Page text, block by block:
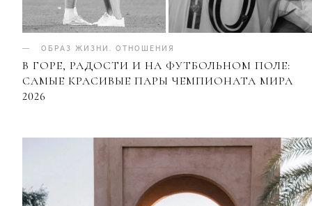
ОБРАЗ ЖИЗНИ . ОТНОШЕНИЯ
В ГОРЕ, РАДОСТИ И НА ФУТБОЛЬНОМ ПОЛЕ:
САМЫЕ КРАСИВЫЕ ПАРЫ ЧЕМПИОНАТА МИРА
2026